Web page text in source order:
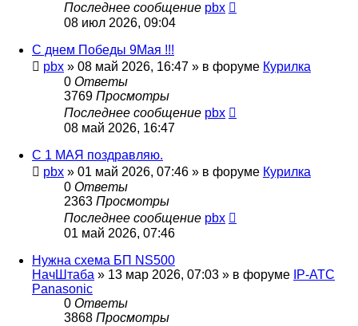
Последнее сообщение pbx
08 июл 2026, 09:04
С днем Победы 9Мая !!!
pbx » 08 май 2026, 16:47 » в форуме Курилка
0 Ответы
3769 Просмотры
Последнее сообщение pbx
08 май 2026, 16:47
С 1 МАЯ поздравляю.
pbx » 01 май 2026, 07:46 » в форуме Курилка
0 Ответы
2363 Просмотры
Последнее сообщение pbx
01 май 2026, 07:46
Нужна схема БП NS500
НачШтаба » 13 мар 2026, 07:03 » в форуме IP-АТС
Panasonic
0 Ответы
3868 Просмотры